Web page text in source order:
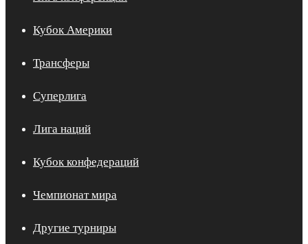
Кубок Америки
Трансферы
Суперлига
Лига наций
Кубок конфедераций
Чемпионат мира
Другие турниры